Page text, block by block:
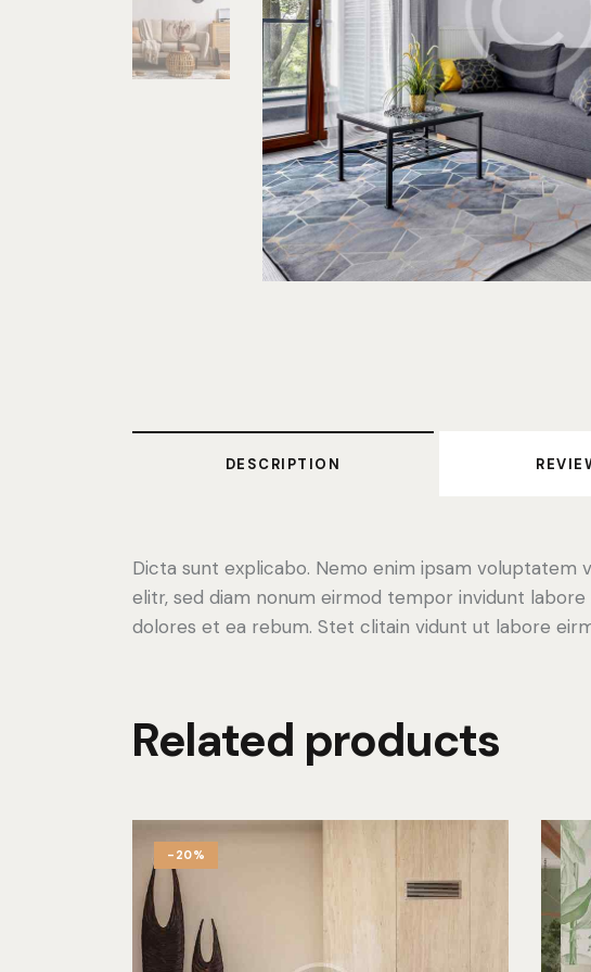
DESCRIPTION
Dicta sunt explicabo. Nemo enim ipsam voluptatem
elitr, sed diam nonum eirmod tempor invidunt
dolores et ea rebum. Stet clitain vidunt ut labore
Related products
-20%